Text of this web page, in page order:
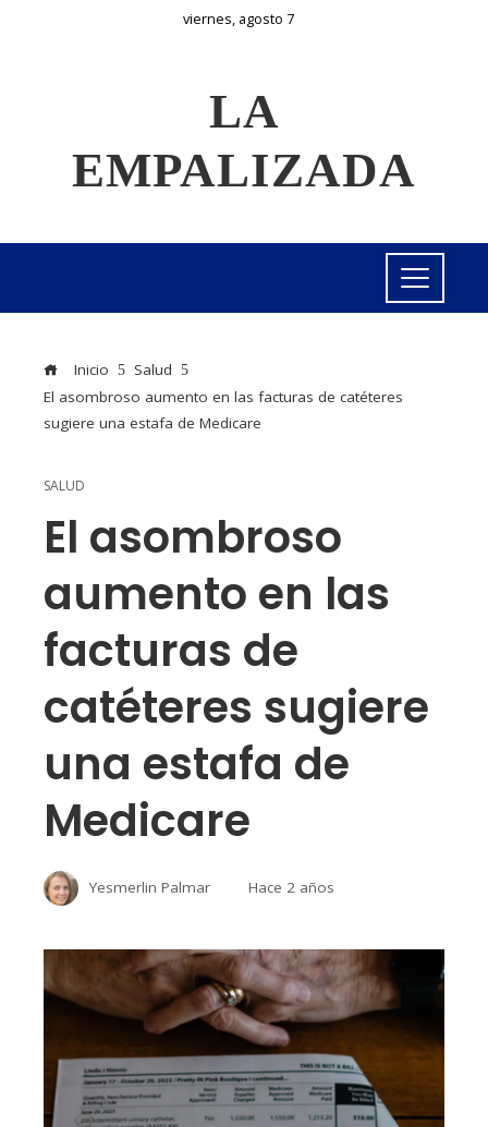
viernes, agosto 7
LA
EMPALIZADA
Inicio
Salud
El asombroso aumento en las facturas de catéteres
sugiere una estafa de Medicare
SALUD
El asombroso
aumento en las
facturas de
catéteres sugiere
una estafa de
Medicare
Yesmerlin Palmar Hace 2 años